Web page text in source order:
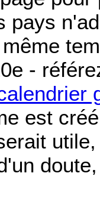
pays
-
est